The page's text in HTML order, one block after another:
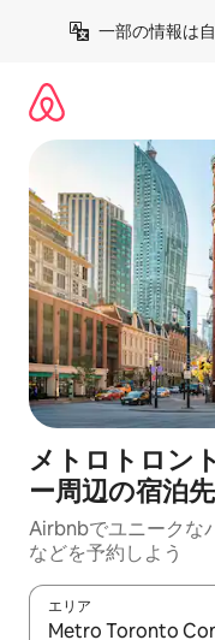
一部の情報は
メトロトロン
ー⁠周⁠辺⁠の宿⁠泊⁠先
Airbnbでユニークな
な⁠ど⁠を予⁠約⁠し⁠よ⁠う
エリア
検索結果が表示され